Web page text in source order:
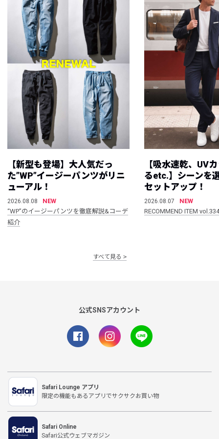
【新型も登場】大人気だっ
た”WP”イージーパンツがリニ
ューアル！
2026.08.08
NEW
“WP”のイージーパンツを徹底解説&コーデ
紹介
【吸水速乾、UV
るetc.】シーンを
セットアップ！
2026.08.07
NEW
RECOMMEND ITEM vol.334
すべて見る
公式SNSアカウント
Safari Lounge アプリ
限定の機能もあるアプリでサクサクお買い物
Safari Online
Safari公式ウェブマガジン